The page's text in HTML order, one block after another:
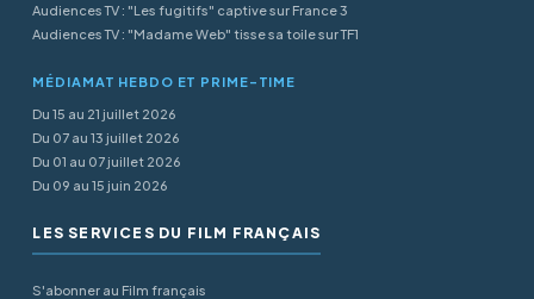
Audiences TV : "Les fugitifs" captive sur France 3
Audiences TV : "Madame Web" tisse sa toile sur TF1
MÉDIAMAT HEBDO ET PRIME-TIME
Du 15 au 21 juillet 2026
Du 07 au 13 juillet 2026
Du 01 au 07 juillet 2026
Du 09 au 15 juin 2026
LES SERVICES DU FILM FRANÇAIS
S'abonner au Film français